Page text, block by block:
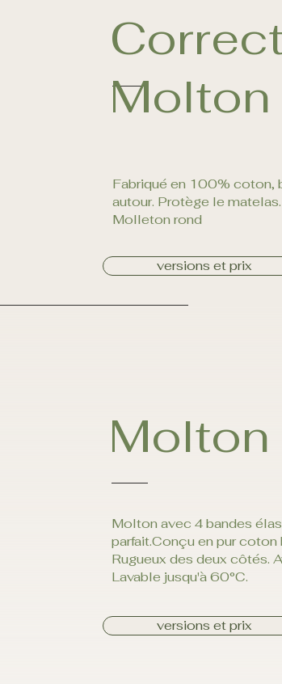
Molton
Fabriqué en 100% coton,
autour. Protège le
Molleton rond
versions et prix
Molton avec 4 bandes
parfait.Conçu en pur
Rugueux des deux côtés.
Lavable jusqu'à 60°C.
versions et prix